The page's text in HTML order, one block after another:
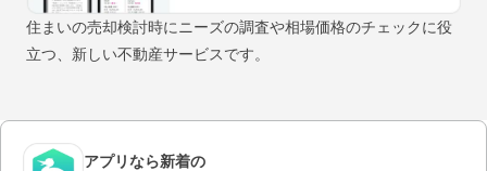
住まいの売却検討時にニーズの調査や相場価格のチェックに役
立つ、新しい不動産サービスです。
アプリなら新着の